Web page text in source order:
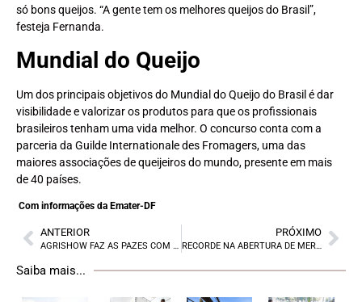
só bons queijos. “A gente tem os melhores queijos do Brasil”,
festeja Fernanda.
Mundial do Queijo
Um dos principais objetivos do Mundial do Queijo do Brasil é dar
visibilidade e valorizar os produtos para que os profissionais
brasileiros tenham uma vida melhor. O concurso conta com a
parceria da Guilde Internationale des Fromagers, uma das
maiores associações de queijeiros do mundo, presente em mais
de 40 países.
Com informações da Emater-DF
ANTERIOR
AGRISHOW FAZ AS PAZES COM LULA
PRÓXIMO
RECORDE NA ABERTURA DE MERCADOS
Saiba mais...